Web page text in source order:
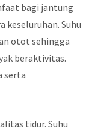
bagi jantung
keseluruhan. Suhu
otot sehingga
beraktivitas.
serta
tidur. Suhu